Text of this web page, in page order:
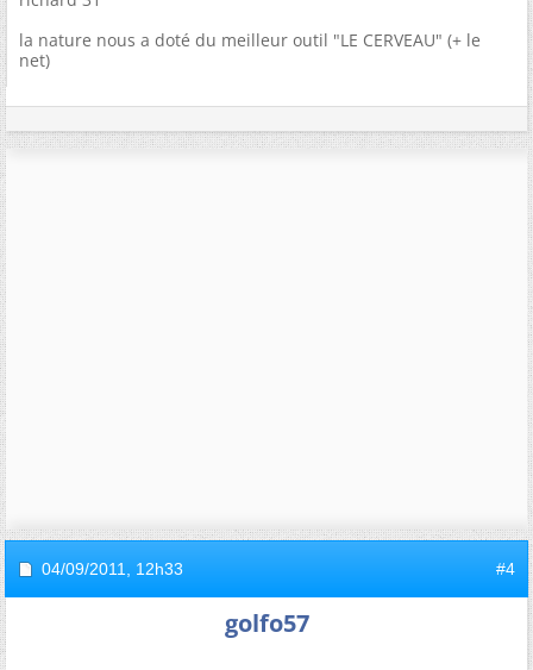
la nature nous a doté du meilleur outil "LE CERVEAU" (+ le
net)
04/09/2011, 12h33 #4
golfo57